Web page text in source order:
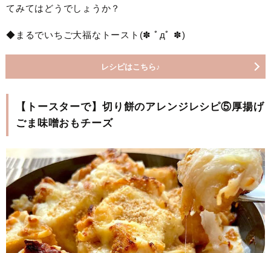
てみてはどうでしょうか？
◆まるでいちご大福なトースト(✽ ﾟдﾟ ✽)
レシピはこちら♪
【トースターで】切り餅のアレンジレシピ⑤厚揚げ
ごま味噌おもチーズ